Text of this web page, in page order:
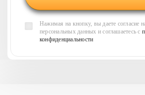
Нажимая на кнопку, вы даете согласие
персональных данных и соглашаетесь с
конфиденциальности